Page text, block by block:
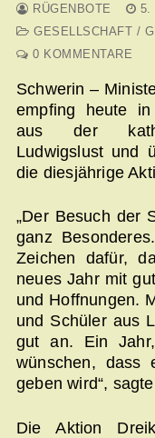
RÜGENBOTE
5.
GESELLSCHAFT /
0 KOMMENTARE
Schwerin –
empfing heute
aus der
Ludwigslust und
die diesjährige
„Der Besuch der
ganz
Zeichen dafür,
neues Jahr mit
und Hoffnungen.
und Schüler aus
gut an. Ein
wünschen, dass
geben wird“,
Die Aktion